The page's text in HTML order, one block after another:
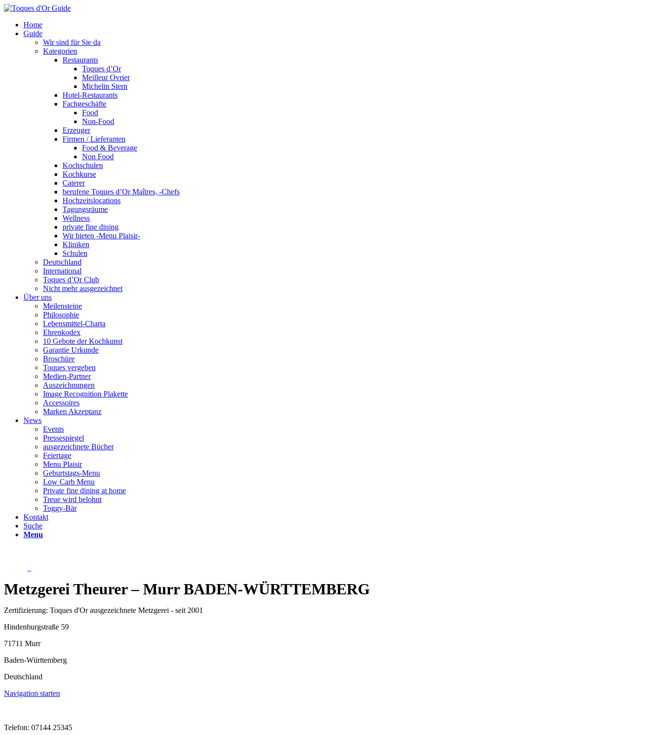
Home
Guide
Wir sind für Sie da
Kategorien
Restaurants
Toques d’Or
Meilleur Ovrier
Michelin Stern
Hotel-Restaurants
Fachgeschäfte
Food
Non-Food
Erzeuger
Firmen / Lieferanten
Food & Beverage
Non Food
Kochschulen
Kochkurse
Caterer
berufene Toques d’Or Maîtres, -Chefs
Hochzeitslocations
Tagungsräume
Wellness
private fine dining
Wir bieten -Menu Plaisir-
Kliniken
Schulen
Deutschland
International
Toques d’Or Club
Nicht mehr ausgezeichnet
Über uns
Meilensteine
Philosophie
Lebensmittel-Charta
Ehrenkodex
10 Gebote der Kochkunst
Garantie Urkunde
Broschüre
Toques vergeben
Medien-Partner
Auszeichnungen
Image Recognition Plakette
Accessoires
Marken Akzeptanz
News
Events
Pressespiegel
ausgezeichnete Bücher
Feiertage
Menu Plaisir
Geburtstags-Menu
Low Carb Menu
Private fine dining at home
Treue wird belohnt
Toggy-Bär
Kontakt
Suche
Menu
Metzgerei Theurer – Murr BADEN-WÜRTTEMBERG
Zertifizierung: Toques d'Or ausgezeichnete Metzgerei - seit 2001
Hindenburgstraße 59
71711 Murr
Baden-Württemberg
Deutschland
Navigation starten
Telefon: 07144 25345